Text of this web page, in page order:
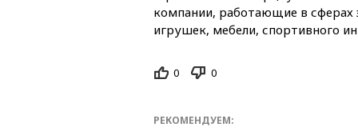
компании, работающие в сферах
игрушек, мебели, спортивного
0 0
РЕКОМЕНДУЕМ: